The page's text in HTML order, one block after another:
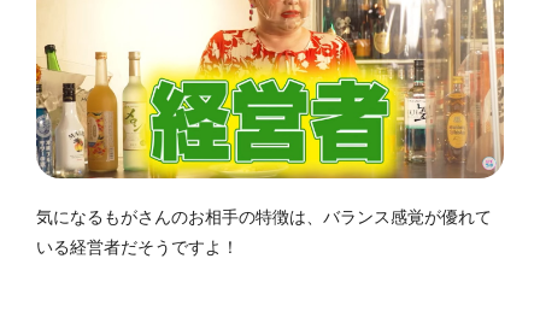
気になるもがさんのお相手の特徴は、バランス感覚が優れて
いる経営者だそうですよ！